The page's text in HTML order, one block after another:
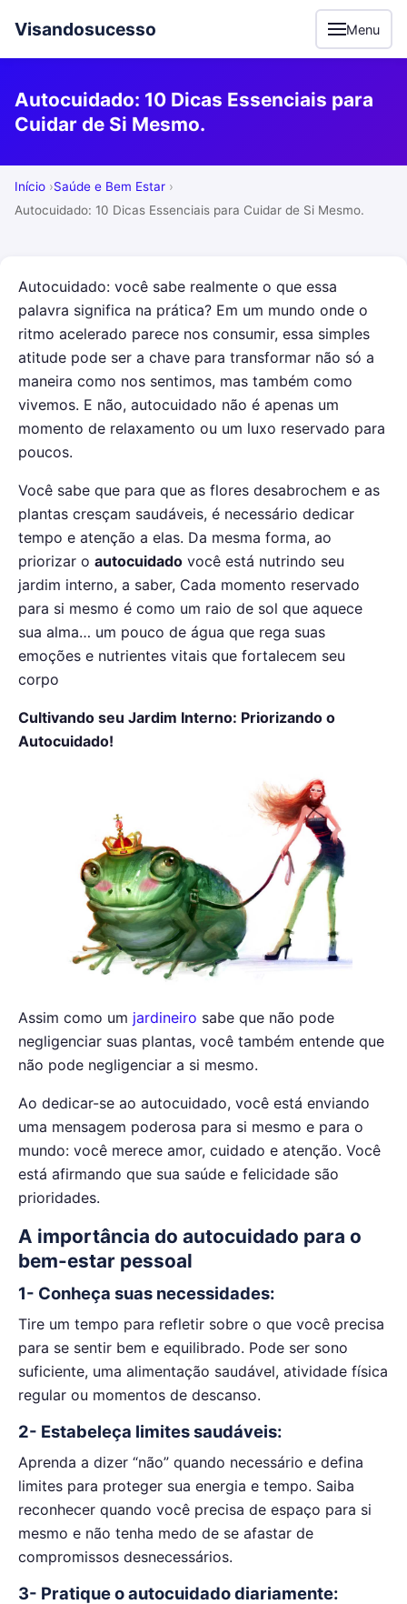
Visandosucesso Menu
Autocuidado: 10 Dicas Essenciais para
Cuidar de Si Mesmo.
Início
Saúde e Bem Estar
Autocuidado: 10 Dicas Essenciais para Cuidar de Si Mesmo.
Autocuidado: você sabe realmente o que essa
palavra significa na prática? Em um mundo onde o
ritmo acelerado parece nos consumir, essa simples
atitude pode ser a chave para transformar não só a
maneira como nos sentimos, mas também como
vivemos. E não, autocuidado não é apenas um
momento de relaxamento ou um luxo reservado para
poucos.
Você sabe que para que as flores desabrochem e as
plantas cresçam saudáveis, é necessário dedicar
tempo e atenção a elas. Da mesma forma, ao
priorizar o autocuidado você está nutrindo seu
jardim interno, a saber, Cada momento reservado
para si mesmo é como um raio de sol que aquece
sua alma… um pouco de água que rega suas
emoções e nutrientes vitais que fortalecem seu
corpo
Cultivando seu Jardim Interno: Priorizando o
Autocuidado!
Assim como um jardineiro sabe que não pode
negligenciar suas plantas, você também entende que
não pode negligenciar a si mesmo.
Ao dedicar-se ao autocuidado, você está enviando
uma mensagem poderosa para si mesmo e para o
mundo: você merece amor, cuidado e atenção. Você
está afirmando que sua saúde e felicidade são
prioridades.
A importância do autocuidado para o
bem-estar pessoal
1- Conheça suas necessidades:
Tire um tempo para refletir sobre o que você precisa
para se sentir bem e equilibrado. Pode ser sono
suficiente, uma alimentação saudável, atividade física
regular ou momentos de descanso.
2- Estabeleça limites saudáveis:
Aprenda a dizer “não” quando necessário e defina
limites para proteger sua energia e tempo. Saiba
reconhecer quando você precisa de espaço para si
mesmo e não tenha medo de se afastar de
compromissos desnecessários.
3- Pratique o autocuidado diariamente: